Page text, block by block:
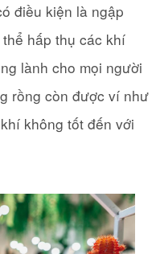
điều kiện là ngập
hấp thụ các khí
lành cho mọi người
rồng còn được ví như
không tốt đến với